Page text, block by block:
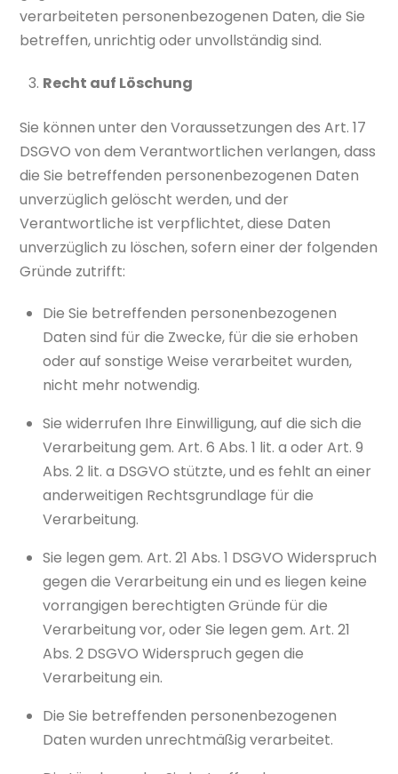
verarbeiteten personenbezogenen Daten, die Sie
betreffen, unrichtig oder unvollständig sind.
Recht auf Löschung
Sie können unter den Voraussetzungen des Art. 17
DSGVO von dem Verantwortlichen verlangen, dass
die Sie betreffenden personenbezogenen Daten
unverzüglich gelöscht werden, und der
Verantwortliche ist verpflichtet, diese Daten
unverzüglich zu löschen, sofern einer der folgenden
Gründe zutrifft:
Die Sie betreffenden personenbezogenen
Daten sind für die Zwecke, für die sie erhoben
oder auf sonstige Weise verarbeitet wurden,
nicht mehr notwendig.
Sie widerrufen Ihre Einwilligung, auf die sich die
Verarbeitung gem. Art. 6 Abs. 1 lit. a oder Art. 9
Abs. 2 lit. a DSGVO stützte, und es fehlt an einer
anderweitigen Rechtsgrundlage für die
Verarbeitung.
Sie legen gem. Art. 21 Abs. 1 DSGVO Widerspruch
gegen die Verarbeitung ein und es liegen keine
vorrangigen berechtigten Gründe für die
Verarbeitung vor, oder Sie legen gem. Art. 21
Abs. 2 DSGVO Widerspruch gegen die
Verarbeitung ein.
Die Sie betreffenden personenbezogenen
Daten wurden unrechtmäßig verarbeitet.